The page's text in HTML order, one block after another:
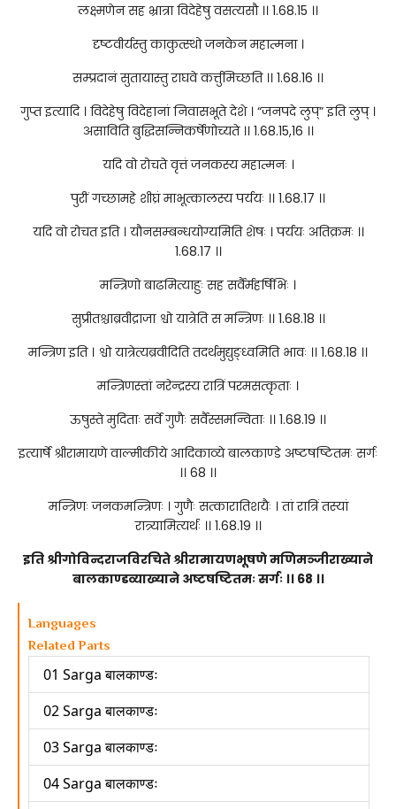
लक्ष्मणेन सह भ्रात्रा विदेहेषु वसत्यसौ ।। 1.68.15 ।।
दृष्टवीर्यस्तु काकुत्स्थो जनकेन महात्मना ।
सम्प्रदानं सुतायास्तु राघवे कर्त्तुमिच्छति ।। 1.68.16 ।।
गुप्त इत्यादि । विदेहेषु विदेहानां निवासभूते देशे । “जनपदे लुप्” इति लुप् ।
असाविति बुद्धिसन्निकर्षेणोच्यते ।। 1.68.15,16 ।।
यदि वो रोचते वृत्तं जनकस्य महात्मनः ।
पुरीं गच्छामहे शीघ्रं माभूत्कालस्य पर्ययः ।। 1.68.17 ।।
यदि वो रोचत इति । यौनसम्बन्धयोग्यमिति शेषः । पर्ययः अतिक्रमः ।।
1.68.17 ।।
मन्त्रिणो बाढमित्याहुः सह सर्वैर्महर्षिभिः ।
सुप्रीतश्चाब्रवीद्राजा श्वो यात्रेति स मन्त्रिणः ।। 1.68.18 ।।
मन्त्रिण इति । श्वो यात्रेत्यब्रवीदिति तदर्थमुद्युङ्ध्वमिति भावः ।। 1.68.18 ।।
मन्त्रिणस्तां नरेन्द्रस्य रात्रिं परमसत्कृताः ।
ऊषुस्ते मुदिताः सर्वे गुणैः सर्वैस्समन्विताः ।। 1.68.19 ।।
इत्यार्षे श्रीरामायणे वाल्मीकीये आदिकाव्ये बालकाण्डे अष्टषष्टितमः सर्गः
।। 68 ।।
मन्त्रिणः जनकमन्त्रिणः । गुणैः सत्कारातिशयैः । तां रात्रिं तस्यां
रात्र्यामित्यर्थः ।। 1.68.19 ।।
इति श्रीगोविन्दराजविरचिते श्रीरामायणभूषणे मणिमञ्जीराख्याने
बालकाण्डव्याख्याने अष्टषष्टितमः सर्गः ।। 68 ।।
Languages
Related Parts
01 Sarga बालकाण्डः
02 Sarga बालकाण्डः
03 Sarga बालकाण्डः
04 Sarga बालकाण्डः